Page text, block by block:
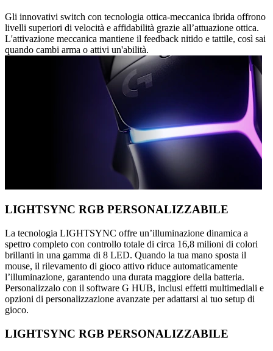
Gli innovativi switch con tecnologia ottica-meccanica ibrida offrono
livelli superiori di velocità e affidabilità grazie all’attuazione ottica.
L'attivazione meccanica mantiene il feedback nitido e tattile, così sai
quando cambi arma o attivi un'abilità.
LIGHTSYNC RGB PERSONALIZZABILE
La tecnologia LIGHTSYNC offre un’illuminazione dinamica a
spettro completo con controllo totale di circa 16,8 milioni di colori
brillanti in una gamma di 8 LED. Quando la tua mano sposta il
mouse, il rilevamento di gioco attivo riduce automaticamente
l’illuminazione, garantendo una durata maggiore della batteria.
Personalizzalo con il software G HUB, inclusi effetti multimediali e
opzioni di personalizzazione avanzate per adattarsi al tuo setup di
gioco.
LIGHTSYNC RGB PERSONALIZZABILE